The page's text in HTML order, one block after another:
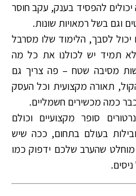
יכולים להפסיד בענק, עקב חוסר
וגם בשל רמאויות שונות.
יכול לסבך, הלימוד שלו מסרבל
תמיד יש לכולנו את כל מה
מסיבה שטח – פה צריך גם
תאורה מקצועית וכל העסק
כמה מכשירים חשמליים.
סופר מקצועיים וכולם
בעולם בתחום, ככה שיש
שהערב שלכם ידפוק כמו